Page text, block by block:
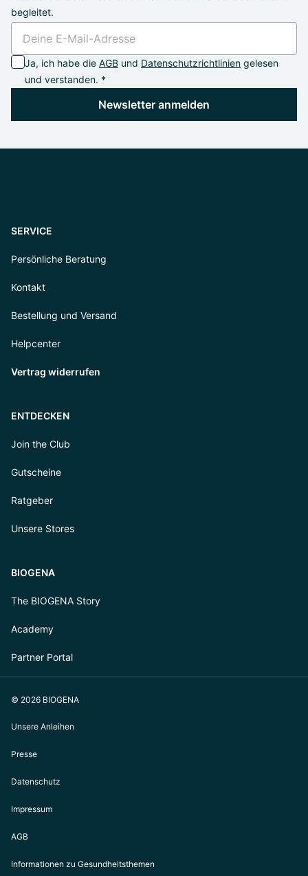
begleitet.
Ja, ich habe die AGB und Datenschutzrichtlinien gelesen
und verstanden. *
Newsletter anmelden
SERVICE
Persönliche Beratung
Kontakt
Bestellung und Versand
Helpcenter
Vertrag widerrufen
ENTDECKEN
Join the Club
Gutscheine
Ratgeber
Unsere Stores
BIOGENA
The BIOGENA Story
Academy
Partner Portal
© 2026 BIOGENA
Unsere Anleihen
Presse
Datenschutz
Impressum
AGB
Informationen zu Gesundheitsthemen